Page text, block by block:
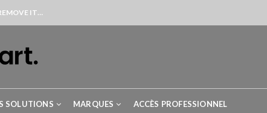
IT…
SOLUTIONS MARQUES ACCÈS PROFESSIONNEL